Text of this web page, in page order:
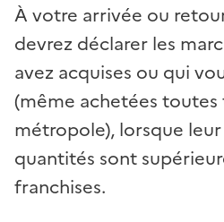
À votre arrivée ou
devrez déclarer les
avez acquises ou qui
(même achetées toutes
métropole), lorsque
quantités sont
franchises.